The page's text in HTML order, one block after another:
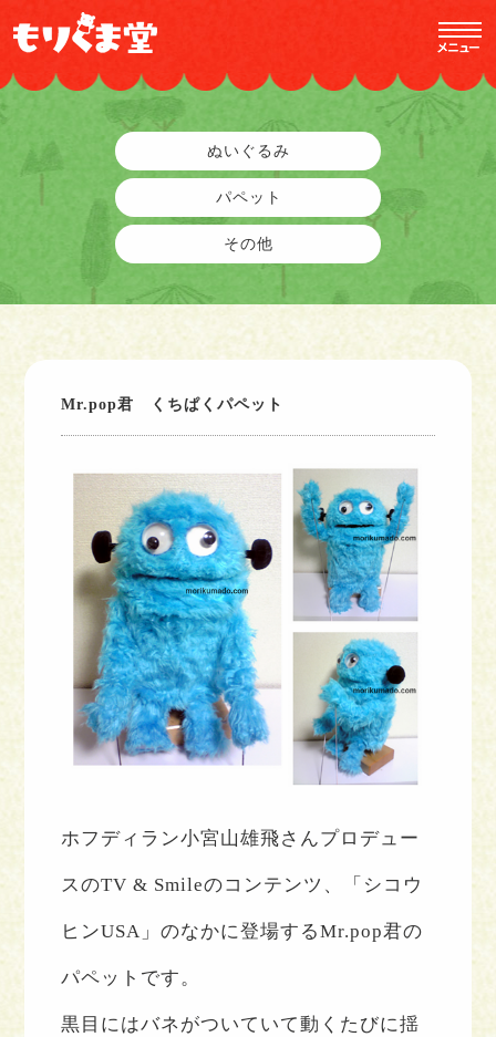
ぬいぐるみ
パペット
その他
Mr.pop君 くちぱくパペット
ホフディラン小宮山雄飛さんプロデュー
スのTV & Smileのコンテンツ、「シコウ
ヒンUSA」のなかに登場するMr.pop君の
パペットです。
黒目にはバネがついていて動くたびに揺